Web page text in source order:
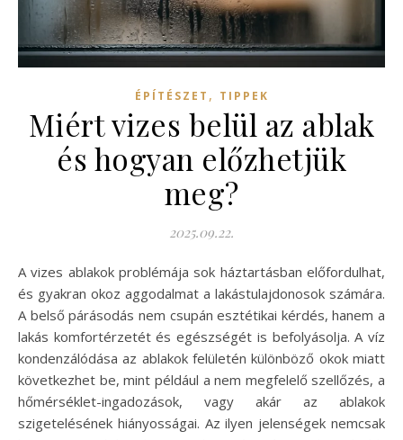
ÉPÍTÉSZET , TIPPEK
Miért vizes belül az ablak
és hogyan előzhetjük
meg?
2025.09.22.
A vizes ablakok problémája sok háztartásban előfordulhat,
és gyakran okoz aggodalmat a lakástulajdonosok számára.
A belső párásodás nem csupán esztétikai kérdés, hanem a
lakás komfortérzetét és egészségét is befolyásolja. A víz
kondenzálódása az ablakok felületén különböző okok miatt
következhet be, mint például a nem megfelelő szellőzés, a
hőmérséklet-ingadozások, vagy akár az ablakok
szigetelésének hiányosságai. Az ilyen jelenségek nemcsak